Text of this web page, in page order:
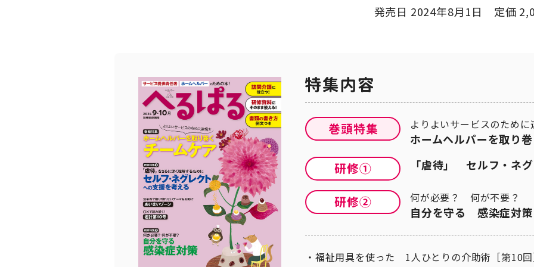
発売日 2024年8月1日 定価
よりよいサービスのために
ホームヘルパーを取り
「虐待」 セルフ・ネ
何が必要？ 何が不要？
自分を守る 感染症対策
福祉用具を使った 1人ひとりの介助術［第10